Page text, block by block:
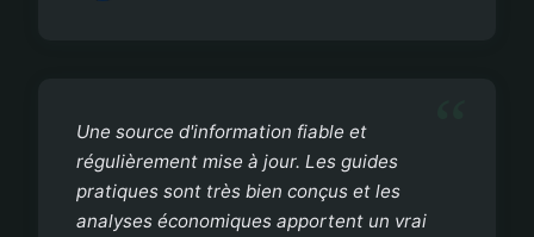
Une source d'information fiable et
régulièrement mise à jour. Les guides
pratiques sont très bien conçus et les
analyses économiques apportent un vrai